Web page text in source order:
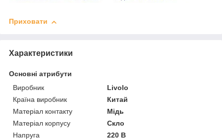
Приховати
Характеристики
Основні атрибути
Виробник
Livolo
Країна виробник
Китай
Матеріал контакту
Мідь
Матеріал корпусу
Скло
Напруга
220 В